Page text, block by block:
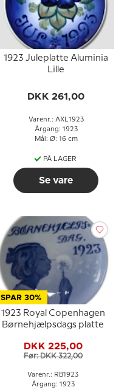
1923 Juleplatte Aluminia
Lille
DKK 261,00
Varenr.: AXL1923
Årgang: 1923
Mål: Ø: 16 cm
PÅ LAGER
Se vare
SPAR 30%
1923 Royal Copenhagen
Børnehjælpsdags platte
DKK 225,00
Før: DKK 322,00
Varenr.: RB1923
Årgang: 1923